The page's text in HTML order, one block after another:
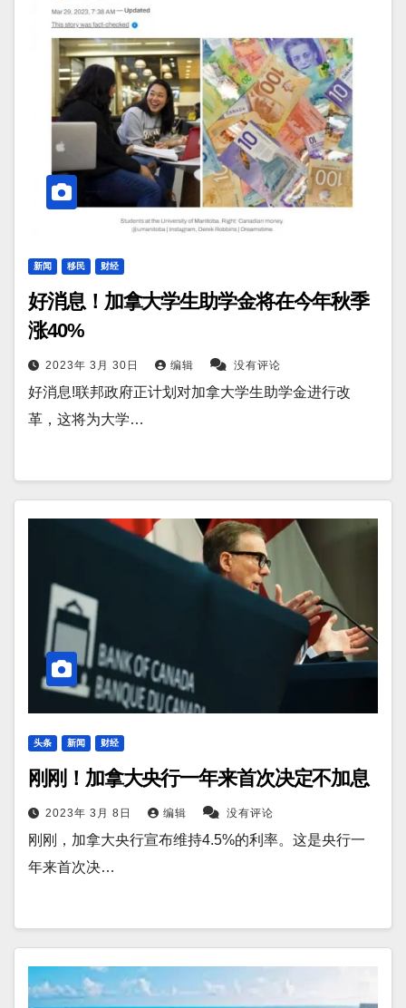
新闻 移民 财经
好消息！加拿大学生助学金将在今年秋季
涨40%
2023年 3月 30日 编辑 没有评论
好消息!联邦政府正计划对加拿大学生助学金进行改
革，这将为大学…
头条 新闻 财经
刚刚！加拿大央行一年来首次决定不加息
2023年 3月 8日 编辑 没有评论
刚刚，加拿大央行宣布维持4.5%的利率。这是央行一
年来首次决…